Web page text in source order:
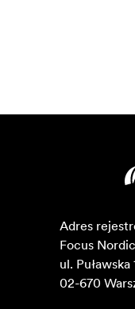
Adres
Focus
ul. Puławska
02-670